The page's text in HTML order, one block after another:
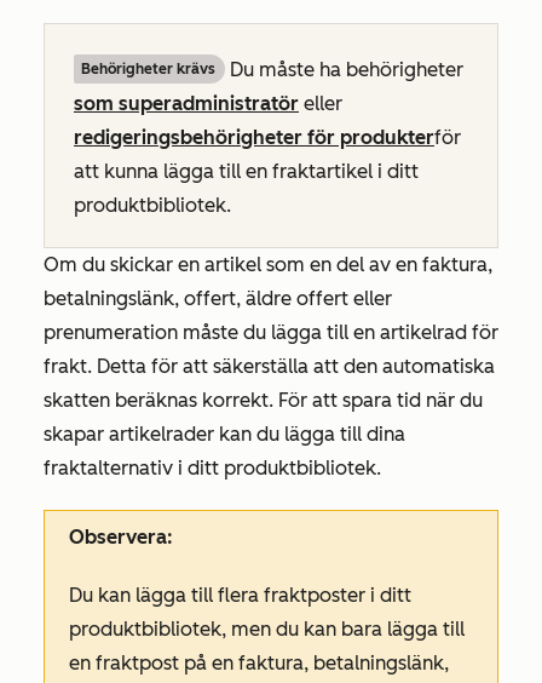
Behörigheter krävs
Du måste ha behörigheter
som superadministratör eller
redigeringsbehörigheter för produkterför
att kunna lägga till en fraktartikel i ditt
produktbibliotek.
Om du skickar en artikel som en del av en faktura,
betalningslänk, offert, äldre offert eller
prenumeration måste du lägga till en artikelrad för
frakt. Detta för att säkerställa att den automatiska
skatten beräknas korrekt. För att spara tid när du
skapar artikelrader kan du lägga till dina
fraktalternativ i ditt produktbibliotek.
Observera:
Du kan lägga till flera fraktposter i ditt
produktbibliotek, men du kan bara lägga till
en fraktpost på en faktura, betalningslänk,